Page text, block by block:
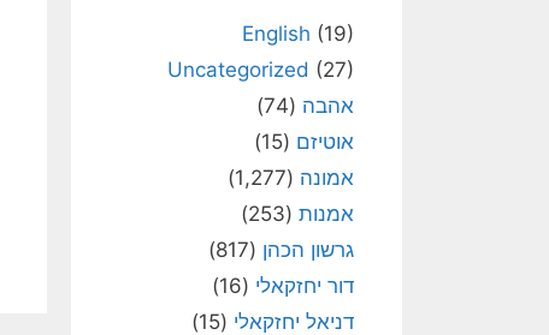
English (19)
Uncategorized (27)
אהבה (74)
אוטיזם (15)
אמונה (1,277)
אמנות (253)
גרשון הכהן (817)
דור יחזקאלי (16)
דניאל יחזקאלי (15)